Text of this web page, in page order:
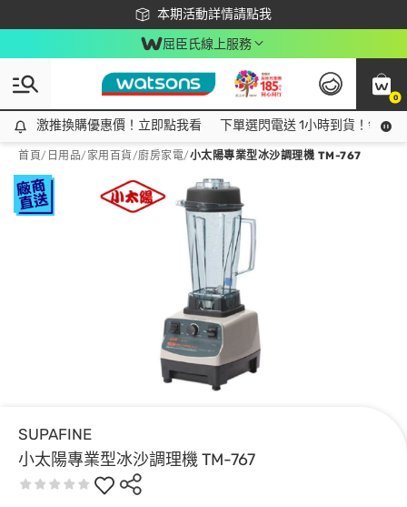
本期活動詳情請點我
下載app最高回饋$350
屈臣氏線上服務
0
激推換購優惠價！立即點我看
激推換購優惠價！立即點我看 下單選閃電送 1小時到貨！領神
首頁/ 日用品/ 家用百貨/廚房家電/小太陽專業型冰沙調理機 TM-767
SUPAFINE
小太陽專業型冰沙調理機 TM-767